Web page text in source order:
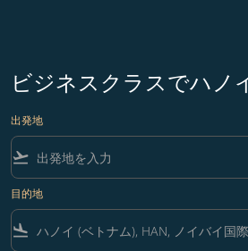
ビジネスクラスでハノ
出発地
flight_takeoff
目的地
flight_land